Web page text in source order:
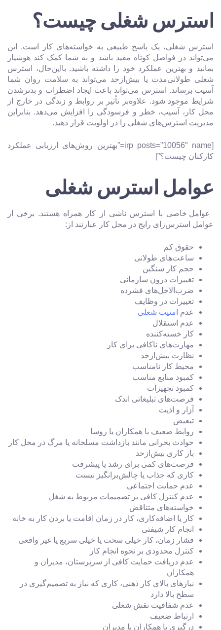
استرس شغلی چیست؟
استرس شغلی، یک پاسخ طبیعی به خواسته‌های کار است. این
می‌تواند در فواصل کوتاه مفید باشد و به شما کمک کند هوشیار
بمانید و بهترین عملکرد خود را داشته باشید. بااین‌حال، استرس
شغلی طولانی‌مدت یا بیش‌ازحد می‌تواند به سلامت روان شما
آسیب برساند. استرس می‌تواند باعث ایجاد اضطراب و بدترشدن
شرایط موجود شود. علاوه‌بر تأثیر بر روابط و زندگی در خارج از
محل کار، آسیب، خطر و فرسودگی را افزایش می‌دهد. بنابراین
مدیریت استرس‌های شغلی را در اولویت قرار دهید.
[irp posts=”10056″ name=”بهترین روش‎‌های ارزیابی عملکرد
کارکنان چیست؟”]
عوامل استرس شغلی
عوامل خاصی با استرس ناشی از کار همراه هستند. برخی از
عوامل استرس‌زای رایج در محل کار عبارتند از:
حقوق کم
ساعت‌های طولانی
حجم کار سنگین
تغییرات درون سازمانی
ضرب‌الاجل‌های فشرده
تغییرات در وظایف
عدم امنیت شغلی
عدم استقلال
کار خسته‌کننده
مهارت‌های ناکافی برای کار
نظارت بیش‌ازحد
محیط کار نامناسب
کمبود منابع مناسب
کمبود تجهیزات
فرصت‌های تبلیغاتی اندک
آزار و اذیت
تبعیض
روابط ضعیف با همکاران یا روسا
حوادث بحرانی مانند بازداشت مسلحانه یا مرگ در محل کار
بار کاری بیش‌ازحد
فرصت‌های کمی برای رشد یا پیشرفت
کاری که جذاب یا چالش‌برانگیز نیست
عدم حمایت اجتماعی
عدم کنترل کافی بر تصمیمات مربوط به شغل
خواسته‌های متناقض
کار یا اضافه‌کاری، کار در زمان اقامت یا بردن کار به خانه
انجام کار شیفتی
فشار زمان، کار خیلی سخت یا خیلی سریع یا غیر واقعی
کنترل محدودی بر نحوه انجام کار
عدم دریافت حمایت کافی از سرپرستان، مدیران و
همکاران
نیازهای بالای کار ذهنی، کاری که نیاز به تصمیم‌گیری در
سطح بالا دارد
عدم شفافیت نقش شغلی
ارتباط ضعیف
درگیری با همکاران یا مدیران